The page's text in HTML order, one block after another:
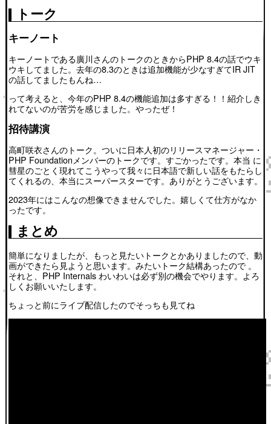
トーク
キーノート
キーノートである廣川さんのトークのときからPHP 8.4の話でウキ
ウキしてました。去年の8.3のときは追加機能が少なすぎてIR JIT
の話してましたもんね…
って考えると、今年のPHP 8.4の機能追加は多すぎる！！紹介しき
れてないのが苦労を感じました。やったぜ！
招待講演
高町咲衣さんのトーク。ついに日本人初のリリースマネージャー・
PHP Foundationメンバーのトークです。すごかったです。本当 に
彗星のごとく現れてこうやって我々に日本語で新しい話をもたらし
てくれるの、本当にスーパースターです。ありがとうございます。
2023年にはこんなの想像できませんでした。嬉しくて仕方がなか
ったです。
まとめ
簡単になりましたが、もっと見たいトークとかありましたので、動
画ができたら見ようと思います。みたいトーク結構あったので 。
それと、PHP Internals わいわいは必ず別の機会でやります。よろ
しくお願いいたします。
ちょっと前にライブ配信したのでそっちも見てね